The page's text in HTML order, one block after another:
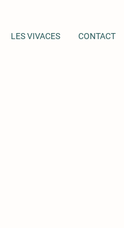
LES VIVACES CONTACT